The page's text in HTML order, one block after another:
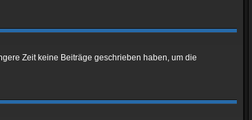
Zeit keine Beiträge geschrieben haben, um die